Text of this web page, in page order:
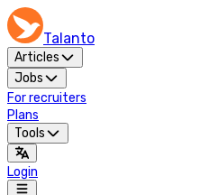
Talanto
Articles
Jobs
For recruiters
Plans
Tools
Login